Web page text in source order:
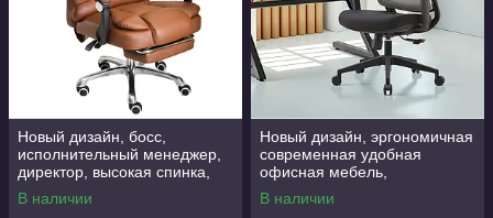
Новый дизайн, босс,
исполнительный менеджер,
директор, высокая спинка,
искусственная кожа, большой
поворотный
В наличии
Новый дизайн, эргономичная
современная удобная
офисная мебель,
вращающееся Сетчатое
кресло, sillas de oficina
В наличии